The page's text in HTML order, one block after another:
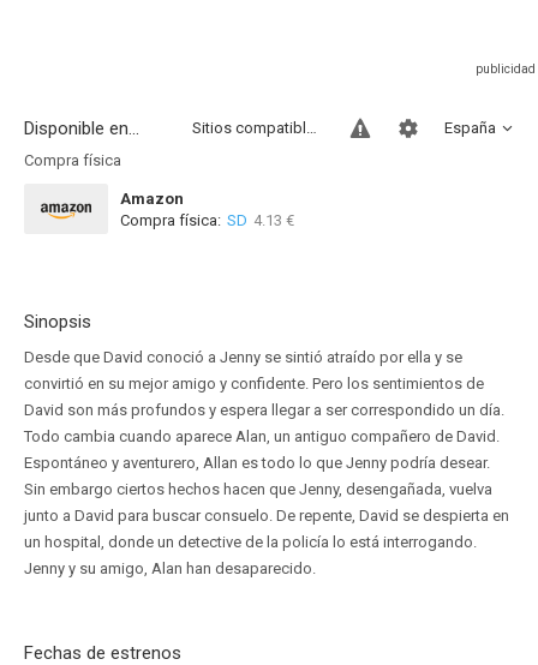
Disponible en... España
Sitios compatibles
Compra física
Amazon
Compra física: SD 4.13 €
Sinopsis
Desde que David conoció a Jenny se sintió atraído por ella y se
convirtió en su mejor amigo y confidente. Pero los sentimientos de
David son más profundos y espera llegar a ser correspondido un día.
Todo cambia cuando aparece Alan, un antiguo compañero de David.
Espontáneo y aventurero, Allan es todo lo que Jenny podría desear.
Sin embargo ciertos hechos hacen que Jenny, desengañada, vuelva
junto a David para buscar consuelo. De repente, David se despierta en
un hospital, donde un detective de la policía lo está interrogando.
Jenny y su amigo, Alan han desaparecido.
Fechas de estrenos